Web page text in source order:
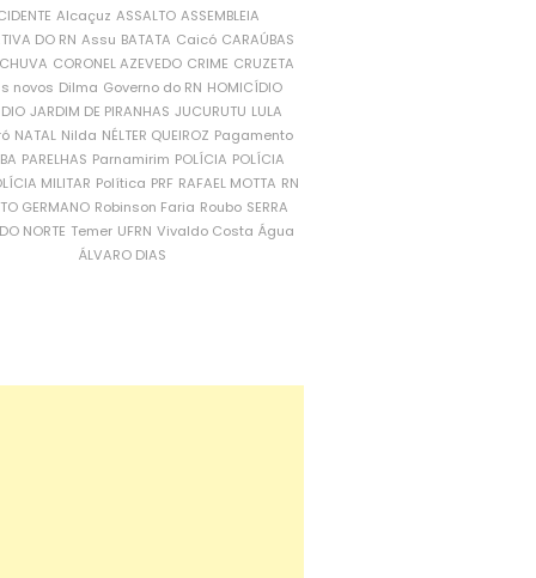
Alcaçuz ASSALTO ASSEMBLEIA
DO RN Assu BATATA Caicó CARAÚBAS
CORONEL AZEVEDO CRIME CRUZETA
novos Dilma Governo do RN HOMICÍDIO
JARDIM DE PIRANHAS JUCURUTU LULA
NATAL Nilda NÉLTER QUEIROZ Pagamento
PARELHAS Parnamirim POLÍCIA POLÍCIA
MILITAR Política PRF RAFAEL MOTTA RN
GERMANO Robinson Faria Roubo SERRA
NORTE Temer UFRN Vivaldo Costa Água
ÁLVARO DIAS